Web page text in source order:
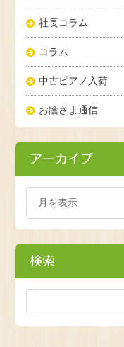
社長コラム
コラム
中古ピアノ入荷
お陰さま通信
アーカイブ
検索